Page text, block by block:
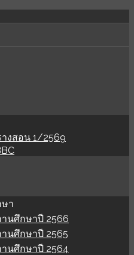
างสอน 1/2569
า
านศึกษาปี 2566
นศึกษาปี 2565
านศึกษาปี 2564